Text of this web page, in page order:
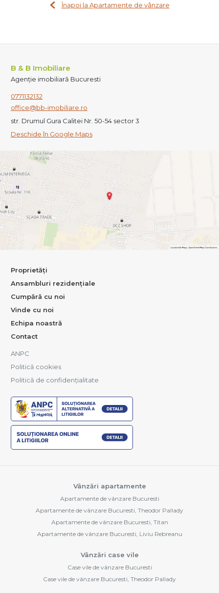
Înapoi la Apartamente de vânzare
B & B Imobiliare
Agenție imobiliară Bucuresti
0771132132
office@bb-imobiliare.ro
str. Drumul Gura Calitei Nr. 50-54 sector 3
Deschide în Google Maps
Proprietăți
Ansambluri rezidențiale
Cumpără cu noi
Vinde cu noi
Echipa noastră
Contact
ANPC
Politică cookies
Politică de confidențialitate
Vânzări apartamente
Apartamente de vânzare Bucuresti
Apartamente de vânzare Bucuresti, Theodor Pallady
Apartamente de vânzare Bucuresti, Titan
Apartamente de vânzare Bucuresti, Liviu Rebreanu
Vânzări case vile
Case vile de vânzare Bucuresti
Case vile de vânzare Bucuresti, Theodor Pallady